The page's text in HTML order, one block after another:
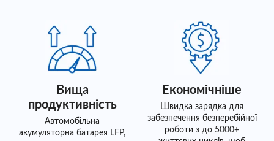
Вища
продуктивність
Автомобільна
акумуляторна батарея LFP,
Економічніше
Швидка зарядка для
забезпечення безперебійної
роботи з до 5000+